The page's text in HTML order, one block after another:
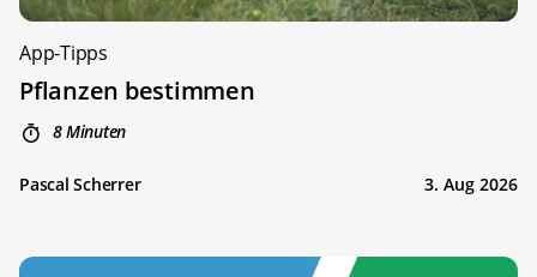
App-Tipps
Pflanzen bestimmen
8 Minuten
Pascal Scherrer 3. Aug 2026